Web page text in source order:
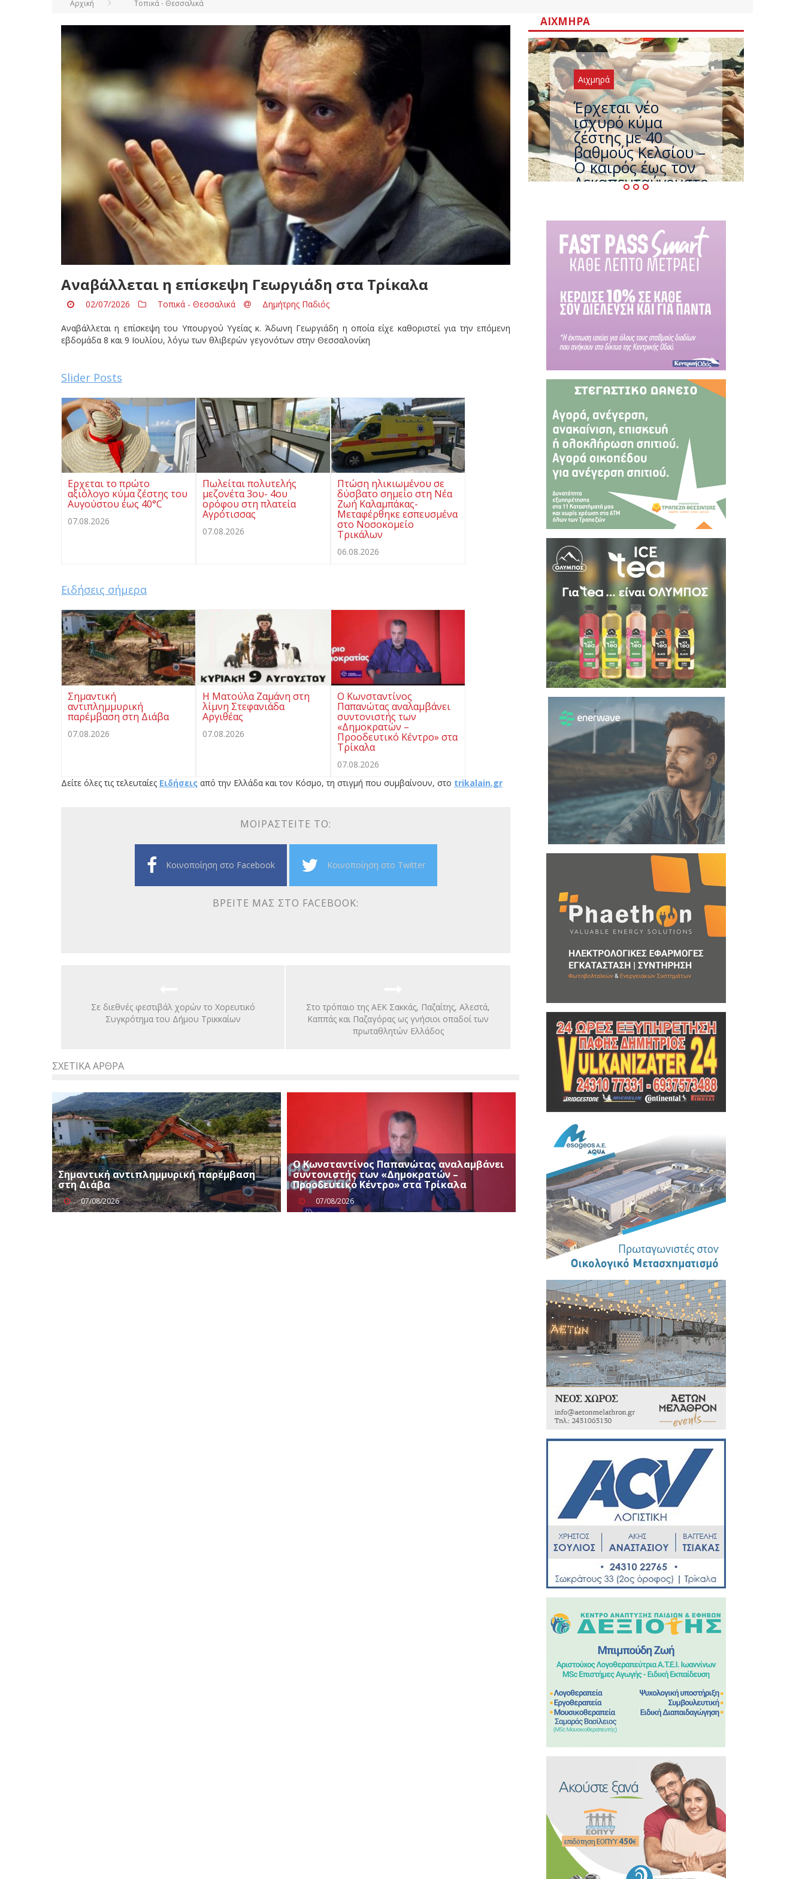
Αρχική Τοπικά - Θεσσαλικά
Αναβάλλεται η επίσκεψη Γεωργιάδη στα Τρίκαλα
02/07/2026 Τοπικά - Θεσσαλικά Δημήτρης Παδιός
Αναβάλλεται η επίσκεψη του Υπουργού Υγείας κ. Άδωνη Γεωργιάδη η οποία είχε καθοριστεί για την επόμενη
εβδομάδα 8 και 9 Ιουλίου, λόγω των θλιβερών γεγονότων στην Θεσσαλονίκη
Slider Posts
Ερχεται το πρώτο
αξιόλογο κύμα ζέστης του
Αυγούστου έως 40°C
07.08.2026
Πωλείται πολυτελής
μεζονέτα 3ου- 4ου
ορόφου στη πλατεία
Αγρότισσας
07.08.2026
Πτώση ηλικιωμένου σε
δύσβατο σημείο στη Νέα
Ζωή Καλαμπάκας-
Μεταφέρθηκε εσπευσμένα
στο Νοσοκομείο
Τρικάλων
06.08.2026
Ειδήσεις σήμερα
Σημαντική
αντιπλημμυρική
παρέμβαση στη Διάβα
07.08.2026
Η Ματούλα Ζαμάνη στη
λίμνη Στεφανιάδα
Αργιθέας
07.08.2026
Ο Κωνσταντίνος
Παπανώτας αναλαμβάνει
συντονιστής των
«Δημοκρατών –
Προοδευτικό Κέντρο» στα
Τρίκαλα
07.08.2026
Δείτε όλες τις τελευταίες Ειδήσεις από την Ελλάδα και τον Κόσμο, τη στιγμή που συμβαίνουν, στο trikalain.gr
ΜΟΙΡΑΣΤΕΊΤΕ ΤΟ:
Κοινοποίηση στο Facebook Κοινοποίηση στο Twitter
ΒΡΕΊΤΕ ΜΑΣ ΣΤΟ FACEBOOK:
Σε διεθνές φεστιβάλ χορών το Χορευτικό
Συγκρότημα του Δήμου Τρικκαίων
Στο τρόπαιο της ΑΕΚ Σακκάς, Παζαίτης, Αλεστά,
Καππάς και Παζαγόρας ως γνήσιοι οπαδοί των
πρωταθλητών Ελλάδος
ΣΧΕΤΙΚΆ ΆΡΘΡΑ
Σημαντική αντιπλημμυρική παρέμβαση
στη Διάβα
07/08/2026
Ο Κωνσταντίνος Παπανώτας αναλαμβάνει
συντονιστής των «Δημοκρατών –
Προοδευτικό Κέντρο» στα Τρίκαλα
07/08/2026
ΑΙΧΜΗΡΆ
Αιχμηρά
Άφαντος ο
Τσίπρας… την ώρα
που η χώρα
καίγεται